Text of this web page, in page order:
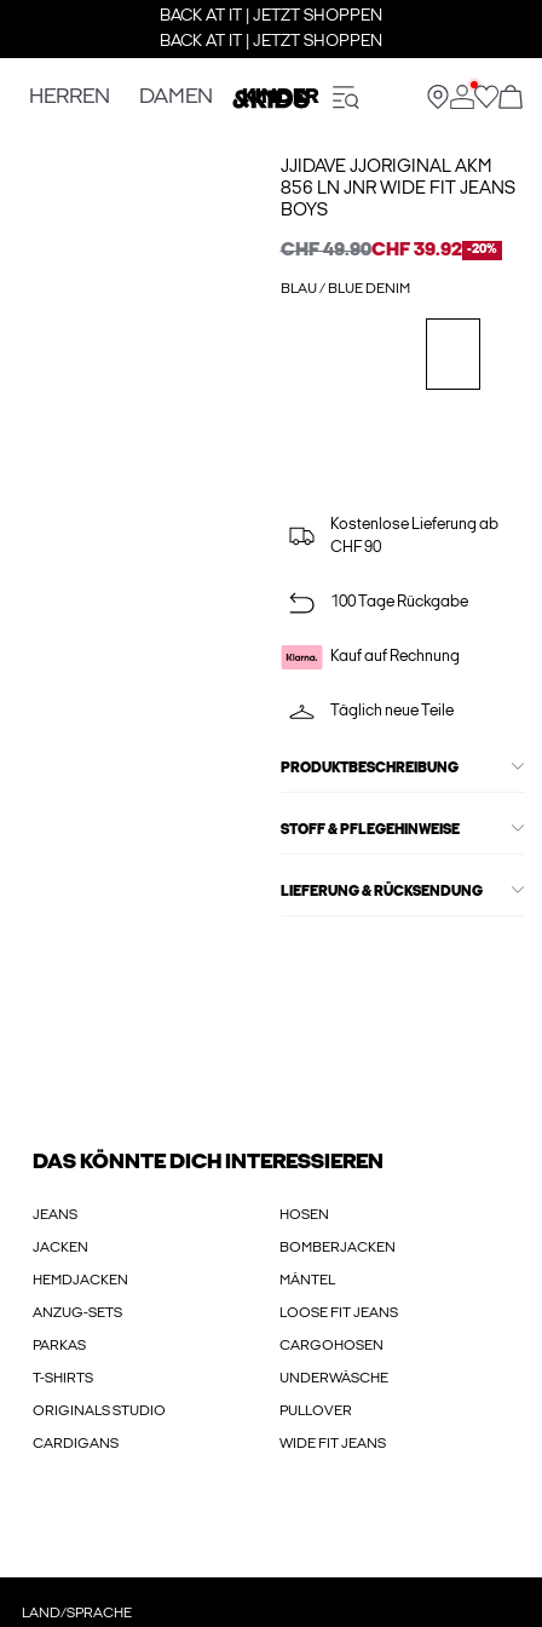
BACK AT IT | JETZT SHOPPEN
BACK AT IT | JETZT SHOPPEN
HERREN DAMEN KINDER
JJIDAVE JJORIGINAL AKM
856 LN JNR WIDE FIT JEANS
BOYS
CHF 49.90CHF 39.92 -20%
BLAU / BLUE DENIM
Kostenlose Lieferung ab
CHF 90
100 Tage Rückgabe
Kauf auf Rechnung
Täglich neue Teile
PRODUKTBESCHREIBUNG
STOFF & PFLEGEHINWEISE
LIEFERUNG & RÜCKSENDUNG
DAS KÖNNTE DICH INTERESSIEREN
JEANS HOSEN
JACKEN BOMBERJACKEN
HEMDJACKEN MÄNTEL
ANZUG-SETS LOOSE FIT JEANS
PARKAS CARGOHOSEN
T-SHIRTS UNDERWÄSCHE
ORIGINALS STUDIO PULLOVER
CARDIGANS WIDE FIT JEANS
LAND/SPRACHE